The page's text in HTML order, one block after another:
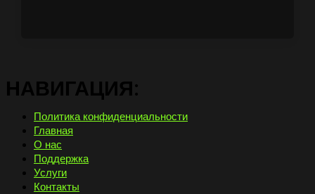
НАВИГАЦИЯ:
Политика конфиденциальности
Главная
О нас
Поддержка
Услуги
Контакты